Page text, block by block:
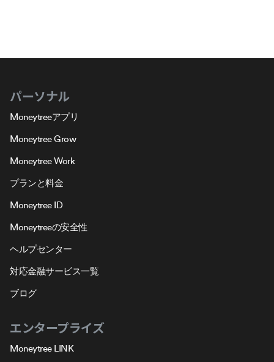
パーソナル
Moneytreeアプリ
Moneytree Grow
Moneytree Work
プランと料金
Moneytree ID
Moneytreeの安全性
ヘルプセンター
対応金融サービス一覧
ブログ
エンタープライズ
Moneytree LINK